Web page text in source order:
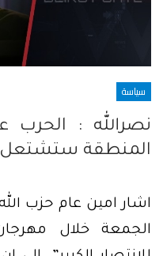
سياسة
نصرالله : الحرب
المنطقة ستشتعل
اشار امين عام حزب